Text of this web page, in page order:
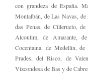
con grandeza de España.
Montalbán, de Las Navas,
das Penas, de Cilleruelo,
Alcoutim, de Amarante,
Cocentaina, de Medellin,
Prades, del Risco, de
Vizcondesa de Bas y de